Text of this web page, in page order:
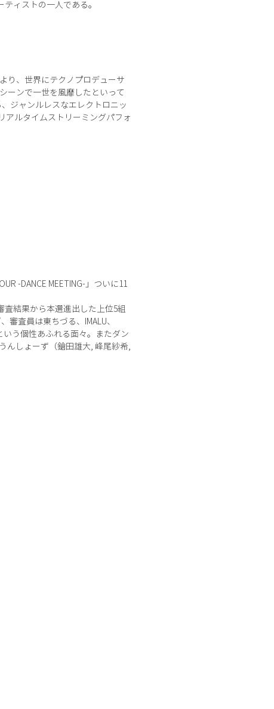
ィストの一人である。
り、世界にテクノプロデューサ
ーンで一世を風靡したといって
ジャンルレスなエレクトロニッ
アルタイムストリーミングパフォ
-DANCE MEETING-」ついに11
査結果から本選進出した上位5組
審査員は東ちづる、IMALU、
いう個性あふれる面々。またダン
んしょーず（鎗田雄大, 峰尾紗希,